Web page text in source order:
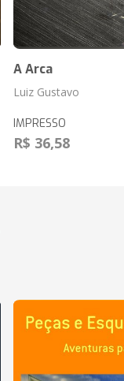
A Arca
Luiz Gustavo
IMPRESSO
R$ 36,58